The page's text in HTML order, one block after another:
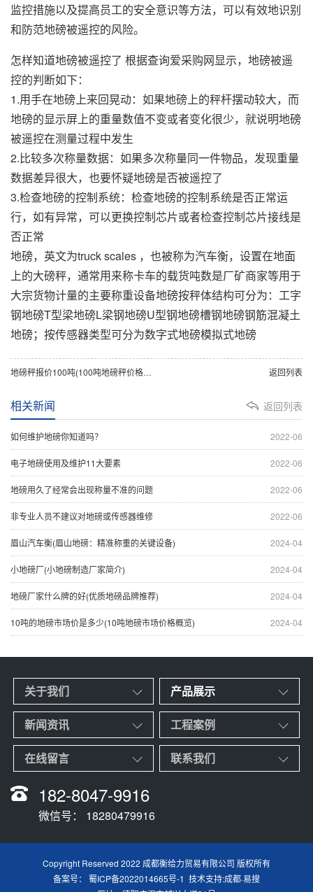
监控措施以及提高员工的安全意识等方法，可以有效地识别
和防范地磅被遥控的风险。
怎样知道地磅被遥控了 根据查询爱采购网显示，地磅被遥
控的判断如下：
1.用手在地磅上来回晃动：如果地磅上的秤杆摆动较大，而
地磅的显示屏上的重量数值不变或者变化很少，就说明地磅
被遥控在测量过程中发生
2.比较多次称量数据：如果多次称量同一件物品，发现重量
数据差异很大，也要怀疑地磅是否被遥控了
3.检查地磅的控制系统：检查地磅的控制系统是否正常运
行，如有异常，可以更换控制芯片或者检查控制芯片接线是
否正常
地磅，英文为truck scales ，也被称为汽车衡，设置在地面
上的大磅秤，通常用来称卡车的载货吨数是厂矿商家等用于
大宗货物计量的主要称重设备地磅按秤体结构可分为：工字
钢地磅T型梁地磅L梁钢地磅U型钢地磅槽钢地磅钢筋混凝土
地磅；按传感器类型可分为数字式地磅模拟式地磅
地磅秤报价100吨(100吨地磅秤价格查询) 返回列表
返回列表
相关新闻
2022-06
如何维护地磅你知道吗？
2022-06
电子地磅使用及维护11大要素
2022-06
地磅用久了经常会出现称量不准的问题
2022-06
非专业人员不建议对地磅或传感器维修
2024-04
眉山汽车衡(眉山地磅：精准称重的关键设备)
2024-04
小地磅厂(小地磅制造厂家简介)
2024-04
地磅厂家什么牌的好(优质地磅品牌推荐)
2024-04
10吨的地磅市场价是多少(10吨地磅市场价格概览)
关于我们 产品展示
新闻资讯 工程案例
在线留言 联系我们
182-8047-9916
微信号： 18280479916
Copyright Reserved 2022 成都衡给力贸易有限公司 版权所有
备案号： 蜀ICP备2022014665号-1 技术支持:成都·易搜